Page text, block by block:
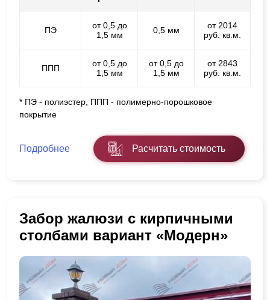
ПЭ
от 0,5 до
1,5 мм
0,5 мм
от 2014
руб. кв.м.
ППП
от 0,5 до
1,5 мм
от 0,5 до
1,5 мм
от 2843
руб. кв.м.
* ПЭ - полиэстер, ППП - полимерно-порошковое
покрытие
Подробнее Расчитать стоимость
Забор жалюзи с кирпичными
столбами вариант «Модерн»